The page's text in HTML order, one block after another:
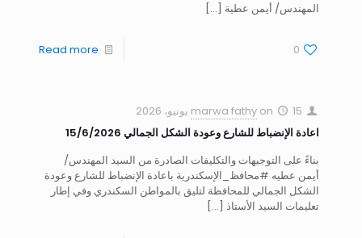
المهندس/ أيمن عطية […]
0
Read more
marwa fathy on
15 يونيو، 2026
اعادة الإنضباط للشارع وعودة الشكل الجمالي 15/6/2026
بناءً على التوجيهات والتكليفات الصادرة من السيد المهندس/
أيمن عطيه #محافظ_الإسكندرية باعادة الإنضباط للشارع وعودة
الشكل الجمالي للمحافظة لتليق بالمواطن السكندري وفي إطار
تعليمات السيد الأستاذ […]